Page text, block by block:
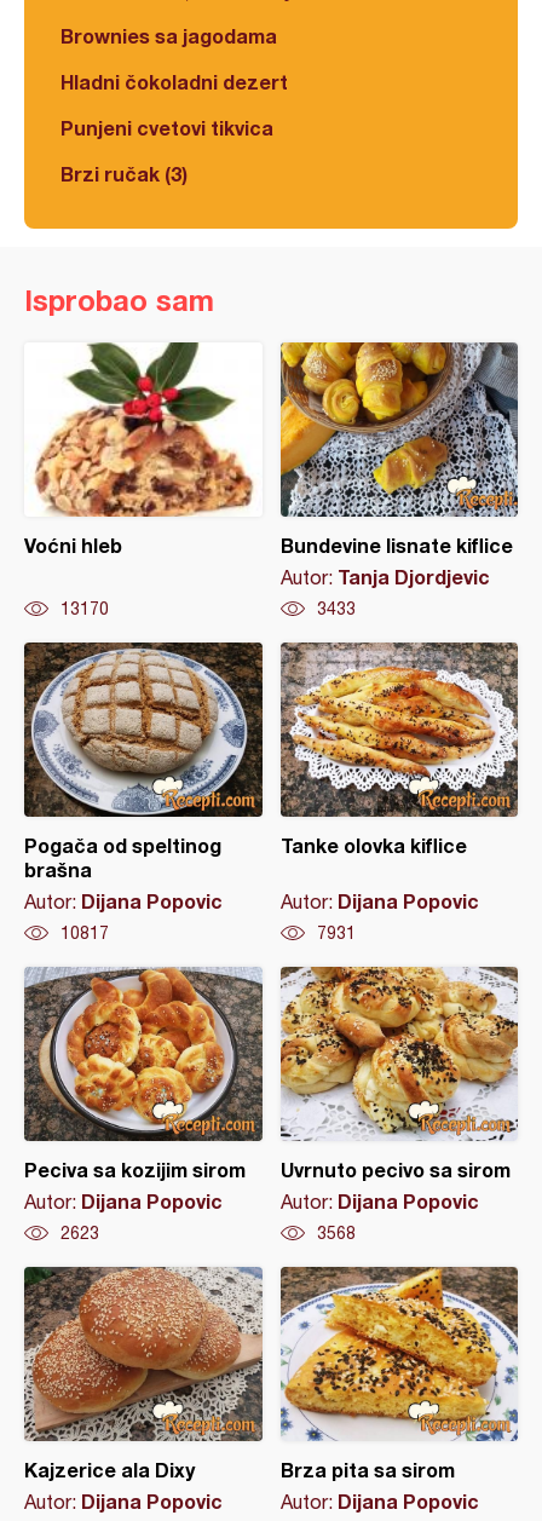
Brownies sa jagodama
Hladni čokoladni dezert
Punjeni cvetovi tikvica
Brzi ručak (3)
Isprobao sam
Voćni hleb
13170
Bundevine lisnate kiflice
Autor: Tanja Djordjevic
3433
Pogača od speltinog
brašna
Autor: Dijana Popovic
10817
Tanke olovka kiflice
Autor: Dijana Popovic
7931
Peciva sa kozijim sirom
Autor: Dijana Popovic
2623
Uvrnuto pecivo sa sirom
Autor: Dijana Popovic
3568
Kajzerice ala Dixy
Autor: Dijana Popovic
Brza pita sa sirom
Autor: Dijana Popovic